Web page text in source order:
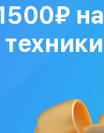
печи
на